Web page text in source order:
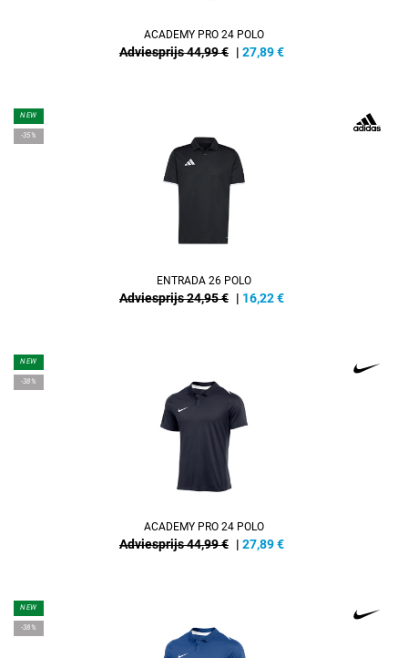
ACADEMY PRO 24 POLO
Adviesprijs 44,99 € | 27,89€
NEW
-35%
ENTRADA 26 POLO
Adviesprijs 24,95 € | 16,22€
NEW
-38%
ACADEMY PRO 24 POLO
Adviesprijs 44,99 € | 27,89€
NEW
-38%